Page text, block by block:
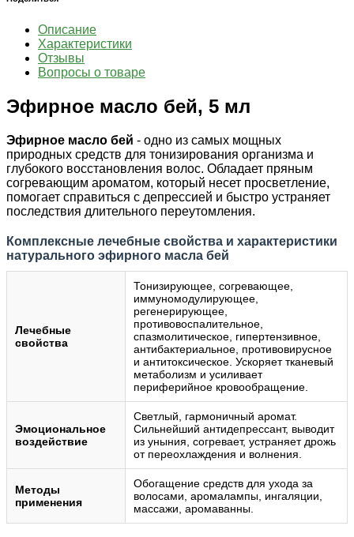
Описание
Характеристики
Отзывы
Вопросы о товаре
Эфирное масло бей, 5 мл
Эфирное масло бей - одно из самых мощных
природных средств для тонизирования организма и
глубокого восстановления волос. Обладает пряным
согревающим ароматом, который несет просветление,
помогает справиться с депрессией и быстро устраняет
последствия длительного переутомления.
Комплексные лечебные свойства и характеристики
натурального эфирного масла бей
Лечебные
свойства
Тонизирующее, согревающее,
иммуномодулирующее,
регенерирующее,
противовоспалительное,
спазмолитическое, гипертензивное,
антибактериальное, противовирусное
и антитоксическое. Ускоряет тканевый
метаболизм и усиливает
периферийное кровообращение.
Эмоциональное
воздействие
Светлый, гармоничный аромат.
Сильнейший антидепрессант, выводит
из уныния, согревает, устраняет дрожь
от переохлаждения и волнения.
Методы
применения
Обогащение средств для ухода за
волосами, аромалампы, ингаляции,
массажи, аромаванны.